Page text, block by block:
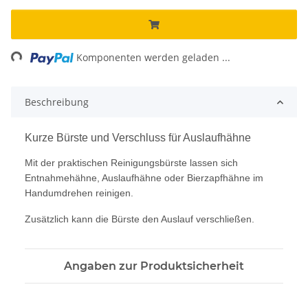
Komponenten werden geladen ...
Beschreibung
Kurze Bürste und Verschluss für Auslaufhähne
Mit der praktischen Reinigungsbürste lassen sich
Entnahmehähne, Auslaufhähne oder Bierzapfhähne im
Handumdrehen reinigen.
Zusätzlich kann die Bürste den Auslauf verschließen.
Angaben zur Produktsicherheit